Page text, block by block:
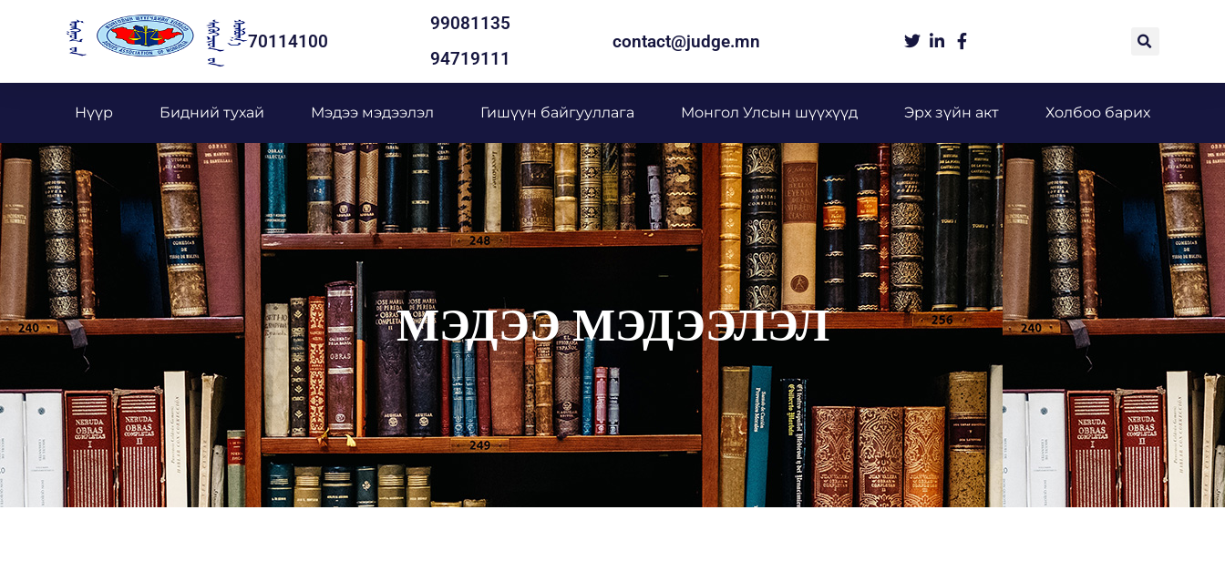
70114100
99081135
94719111
contact@judge.mn
Нүүр Бидний тухай Мэдээ мэдээлэл Гишүүн байгууллага Монгол Улсын шүүхүүд Эрх зүйн акт Холбоо барих
МЭДЭЭ МЭДЭЭЛЭЛ